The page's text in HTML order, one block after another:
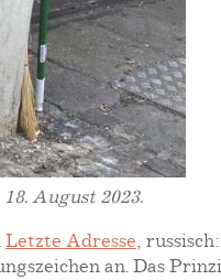
August 2023.
Letzte Adresse,
an. Das